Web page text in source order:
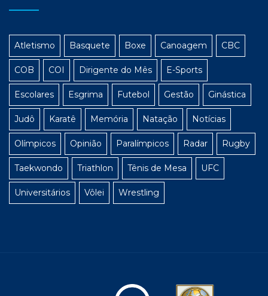
Atletismo Basquete Boxe Canoagem CBC
COB COI Dirigente do Mês E-Sports
Escolares Esgrima Futebol Gestão Ginástica
Judô Karatê Memória Natação Notícias
Olímpicos Opinião Paralímpicos Radar Rugby
Taekwondo Triathlon Tênis de Mesa UFC
Universitários Vôlei Wrestling